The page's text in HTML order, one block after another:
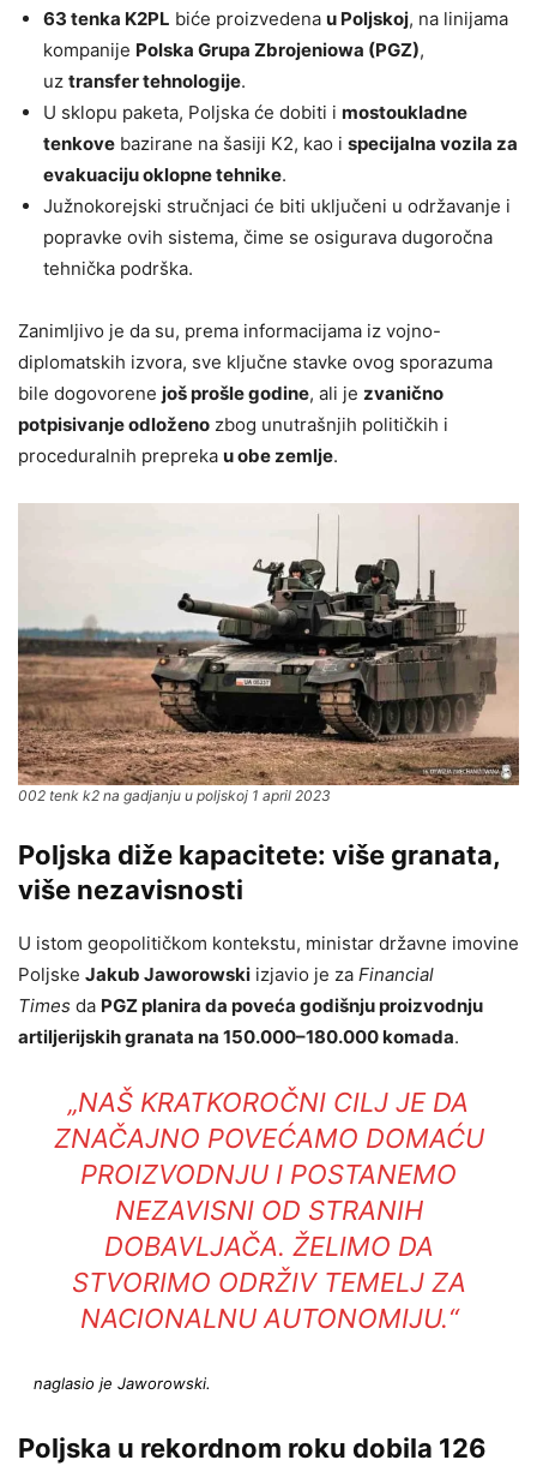
63 tenka K2PL biće proizvedena u Poljskoj, na linijama
kompanije Polska Grupa Zbrojeniowa (PGZ),
uz transfer tehnologije.
U sklopu paketa, Poljska će dobiti i mostoukladne
tenkove bazirane na šasiji K2, kao i specijalna vozila za
evakuaciju oklopne tehnike.
Južnokorejski stručnjaci će biti uključeni u održavanje i
popravke ovih sistema, čime se osigurava dugoročna
tehnička podrška.
Zanimljivo je da su, prema informacijama iz vojno-
diplomatskih izvora, sve ključne stavke ovog sporazuma
bile dogovorene još prošle godine, ali je zvanično
potpisivanje odloženo zbog unutrašnjih političkih i
proceduralnih prepreka u obe zemlje.
002 tenk k2 na gadjanju u poljskoj 1 april 2023
Poljska diže kapacitete: više granata,
više nezavisnosti
U istom geopolitičkom kontekstu, ministar državne imovine
Poljske Jakub Jaworowski izjavio je za Financial
Times da PGZ planira da poveća godišnju proizvodnju
artiljerijskih granata na 150.000–180.000 komada.
„NAŠ KRATKOROČNI CILJ JE DA
ZNAČAJNO POVEĆAMO DOMAĆU
PROIZVODNJU I POSTANEMO
NEZAVISNI OD STRANIH
DOBAVLJAČA. ŽELIMO DA
STVORIMO ODRŽIV TEMELJ ZA
NACIONALNU AUTONOMIJU.“
naglasio je Jaworowski.
Poljska u rekordnom roku dobila 126